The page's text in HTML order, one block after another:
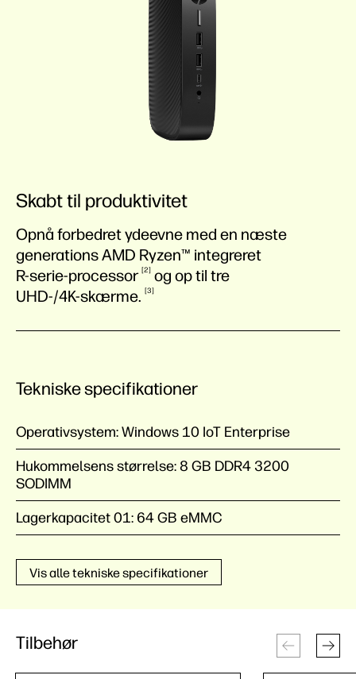
Skabt til produktivitet
Opnå forbedret ydeevne med en næste
generations AMD Ryzen™ integreret
R-serie-processor 2
og op til tre
UHD-/4K-skærme.
3
Tekniske specifikationer
Operativsystem:Windows 10 IoT Enterprise
Hukommelsens størrelse:8 GB DDR4 3200
SODIMM
Lagerkapacitet 01: 64 GB eMMC
Vis alle tekniske specifikationer
Tilbehør